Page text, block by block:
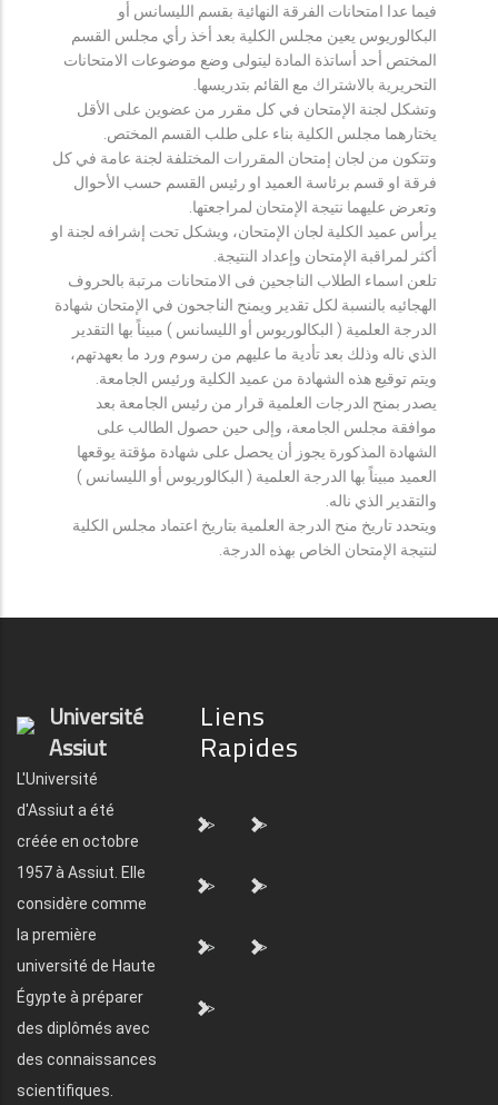
فيما عدا امتحانات الفرقة النهائية بقسم الليسانس أو
البكالوريوس يعين مجلس الكلية بعد أخذ رأي مجلس القسم
المختص أحد أساتذة المادة ليتولى وضع موضوعات الامتحانات
التحريرية بالاشتراك مع القائم بتدريسها.
وتشكل لجنة الإمتحان في كل مقرر من عضوين على الأقل
يختارهما مجلس الكلية بناء على طلب القسم المختص.
وتتكون من لجان إمتحان المقررات المختلفة لجنة عامة في كل
فرقة او قسم برئاسة العميد او رئيس القسم حسب الأحوال
وتعرض عليهما نتيجة الإمتحان لمراجعتها.
يرأس عميد الكلية لجان الإمتحان، ويشكل تحت إشرافه لجنة او
أكثر لمراقبة الإمتحان وإعداد النتيجة.
تلعن اسماء الطلاب الناجحين فى الامتحانات مرتبة بالحروف
الهجائيه بالنسبة لكل تقدير ويمنح الناجحون في الإمتحان شهادة
الدرجة العلمية ( البكالوريوس أو الليسانس ) مبيناً بها التقدير
الذي ناله وذلك بعد تأدية ما عليهم من رسوم ورد ما بعهدتهم،
ويتم توقيع هذه الشهادة من عميد الكلية ورئيس الجامعة.
يصدر بمنح الدرجات العلمية قرار من رئيس الجامعة بعد
موافقة مجلس الجامعة، وإلى حين حصول الطالب على
الشهادة المذكورة يجوز أن يحصل على شهادة مؤقتة يوقعها
العميد مبيناً بها الدرجة العلمية ( البكالوريوس أو الليسانس )
والتقدير الذي ناله.
ويتحدد تاريخ منح الدرجة العلمية بتاريخ اعتماد مجلس الكلية
لنتيجة الإمتحان الخاص بهذه الدرجة.
Université
Assiut
L'Université
d'Assiut a été
créée en octobre
1957 à Assiut. Elle
considère comme
la première
université de Haute
Égypte à préparer
des diplômés avec
des connaissances
scientifiques.
Liens
Rapides
"> ">
"> ">
"> ">
">